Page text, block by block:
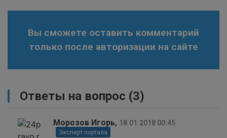
Вы сможете оставить комментарий
только после авторизации на сайте
Ответы на вопрос (3)
Морозов Игорь, 18.01.2018 00:45
Эксперт портала